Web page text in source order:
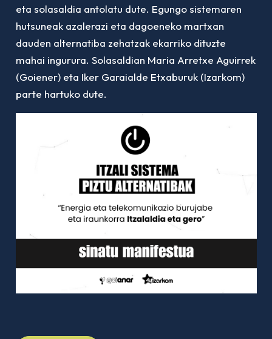
eta solasaldia antolatu dute. Egungo sistemaren
hutsuneak azalerazi eta dagoeneko martxan
dauden alternatiba zehatzak ekarriko dituzte
mahai ingurura. Solasaldian Maria Arretxe Aguirrek
(Goiener) eta Iker Garaialde Etxaburuk (Izarkom)
parte hartuko dute.